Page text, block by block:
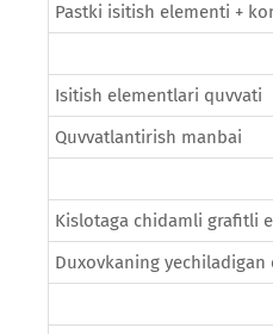
Pastki isitish elementi +
Isitish elementlari quvvati
Quvvatlantirish manbai
Kislotaga chidamli grafitli
Duxovkaning